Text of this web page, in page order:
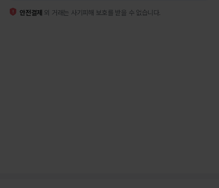
안전결제 외 거래는 사기피해 보호를 받을 수 없습니다.